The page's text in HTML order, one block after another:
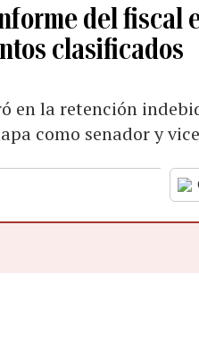
del fiscal
clasificados
en la retención
como senador y